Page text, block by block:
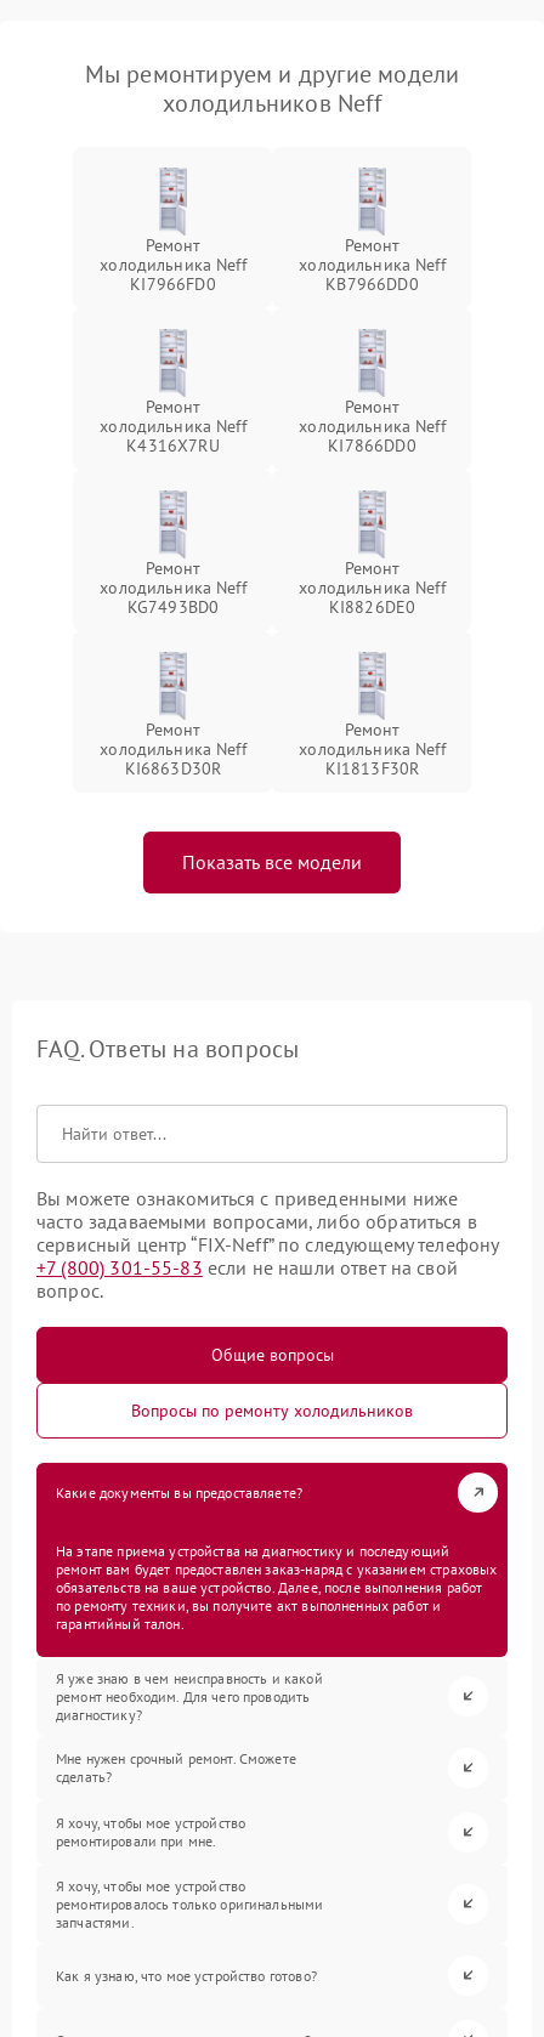
Мы ремонтируем и другие модели
холодильников Neff
Ремонт
холодильника Neff
KI7966FD0
Ремонт
холодильника Neff
KB7966DD0
Ремонт
холодильника Neff
K4316X7RU
Ремонт
холодильника Neff
KI7866DD0
Ремонт
холодильника Neff
KG7493BD0
Ремонт
холодильника Neff
KI8826DE0
Ремонт
холодильника Neff
KI6863D30R
Ремонт
холодильника Neff
KI1813F30R
Показать все модели
FAQ. Ответы на вопросы
Вы можете ознакомиться с приведенными ниже
часто задаваемыми вопросами, либо обратиться в
сервисный центр “FIX-Neff” по следующему телефону
+7 (800) 301-55-83 если не нашли ответ на свой
вопрос.
Общие вопросы
Вопросы по ремонту холодильников
Какие документы вы предоставляете?
На этапе приема устройства на диагностику и последующий
ремонт вам будет предоставлен заказ-наряд с указанием страховых
обязательств на ваше устройство. Далее, после выполнения работ
по ремонту техники, вы получите акт выполненных работ и
гарантийный талон.
Я уже знаю в чем неисправность и какой
ремонт необходим. Для чего проводить
диагностику?
Мне нужен срочный ремонт. Сможете
сделать?
Я хочу, чтобы мое устройство
ремонтировали при мне.
Я хочу, чтобы мое устройство
ремонтировалось только оригинальными
запчастями.
Как я узнаю, что мое устройство готово?